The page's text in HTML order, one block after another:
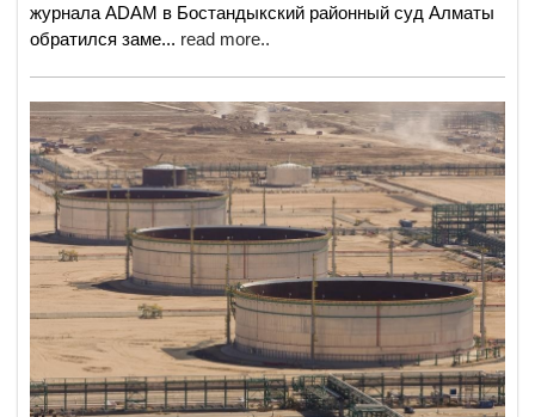
журнала ADAM в Бостандыкский районный суд Алматы
обратился заме... read more..